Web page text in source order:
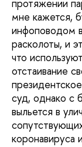
протяжении
мне кажется,
инфоповодом
расколоты, и
что
отстаивание
суд, однако с
выльется в
коронавируса